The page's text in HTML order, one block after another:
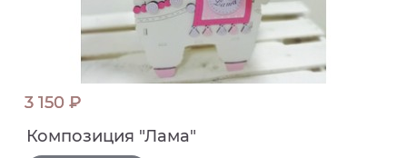
3 150 ₽
Композиция "Лама"